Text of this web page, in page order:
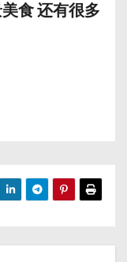
食 还有很多